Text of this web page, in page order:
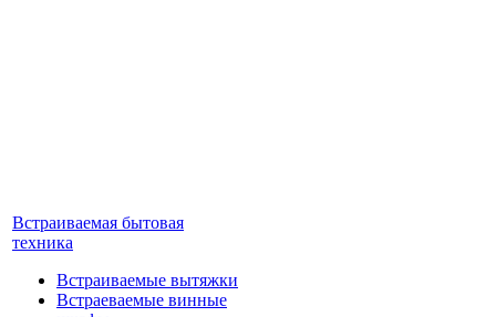
Встраиваемая бытовая
техника
Встраиваемые вытяжки
Встраеваемые винные